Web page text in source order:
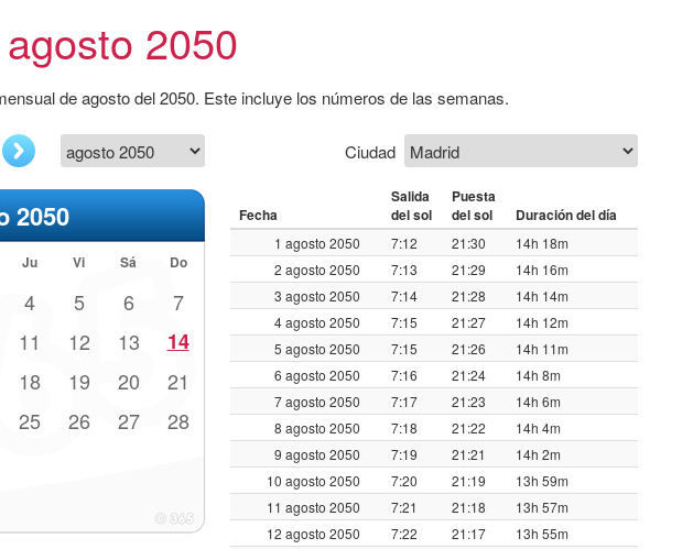
2050
de agosto del 2050. Este incluye los números de las semanas.
2050
Ju Vi Sá Do
4 5 6 7
11 12 13 14
18 19 20 21
25 26 27 28
Ciudad
Fecha
Salida
del sol
Puesta
del sol
Duración del día
1 agosto 2050 7:12 21:30
14h 18m
2 agosto 2050
7:13 21:29
14h 16m
3 agosto 2050
7:14 21:28
14h 14m
4 agosto 2050
7:15 21:27
14h 12m
5 agosto 2050
7:15 21:26
14h 11m
6 agosto 2050
7:16 21:24
14h 8m
7 agosto 2050
7:17 21:23
14h 6m
8 agosto 2050
7:18 21:22
14h 4m
9 agosto 2050
7:19 21:21
14h 2m
10 agosto 2050
7:20 21:19
13h 59m
11 agosto 2050
7:21 21:18
13h 57m
12 agosto 2050
7:22 21:17
13h 55m